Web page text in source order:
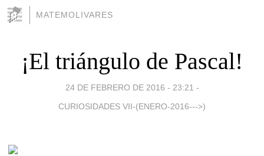
MATEMOLIVARES
¡El triángulo de Pascal!
24 DE FEBRERO DE 2016 - 23:21 -
CURIOSIDADES VII-(ENERO-2016--->)